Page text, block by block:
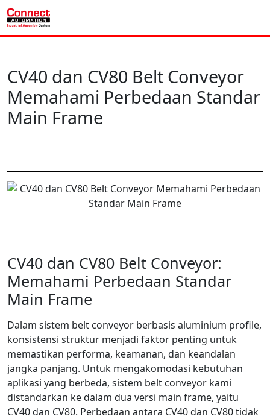
CV40 dan CV80 Belt Conveyor
Memahami Perbedaan Standar
Main Frame
CV40 dan CV80 Belt Conveyor:
Memahami Perbedaan Standar
Main Frame
Dalam sistem belt conveyor berbasis aluminium profile,
konsistensi struktur menjadi faktor penting untuk
memastikan performa, keamanan, dan keandalan
jangka panjang. Untuk mengakomodasi kebutuhan
aplikasi yang berbeda, sistem belt conveyor kami
distandarkan ke dalam dua versi main frame, yaitu
CV40 dan CV80. Perbedaan antara CV40 dan CV80 tidak